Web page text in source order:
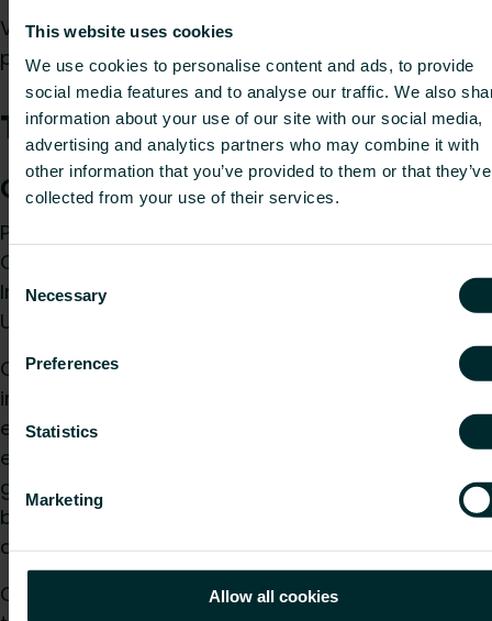
This website uses cookies
We use cookies to personalise content and ads, to provide
social media features and to analyse our traffic. We also
information about your use of our site with our social media,
advertising and analytics partners who may combine it with
other information that you’ve provided to them or that they’ve
collected from your use of their services.
Consent
Selection
Necessary
Preferences
Statistics
Marketing
Allow all cookies
Vi bruker ikke automatisert beslutningstaking eller
profilering.
Tredjeparter
CloudFlare (CDN)
På dette nettstedet bruker vi tjenesten Cloudflare
CDN (Content Distribution Network) til Cloudflare,
Inc., 101 Townsend St, San Francisco, CA 94107,
USA.
Cloudflare leverer raske globale tjenester via
intern CDN (Content Distribution Network) og
ekstra sikkerhet mot DDoS-angrep. Alle data til
eller fra dette nettstedet passerer gjennom det
globale nettverket til CloudFlare, Inc. Dataene
bufres og tilgangen logges. Nærmeste
datasenter brukes derfor regelmessig.
CloudFlare drifter også data utenfor EU. I henhold